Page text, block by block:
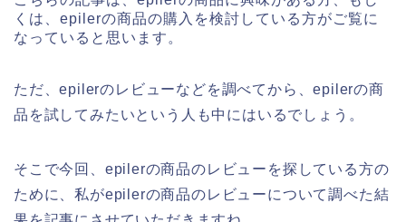
くは、epilerの商品の購入を検討している方がご覧に
なっていると思います。
ただ、epilerのレビューなどを調べてから、epilerの商
品を試してみたいという人も中にはいるでしょう。
そこで今回、epilerの商品のレビューを探している方の
ために、私がepilerの商品のレビューについて調べた結